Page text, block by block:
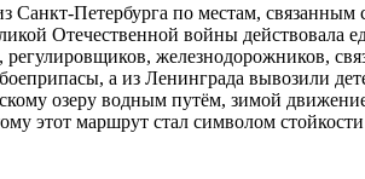
Санкт-Петербурга по местам,
Отечественной войны действовала
железнодорожников,
а из Ленинграда вывозили
озеру водным путём, зимой
этот маршрут стал символом